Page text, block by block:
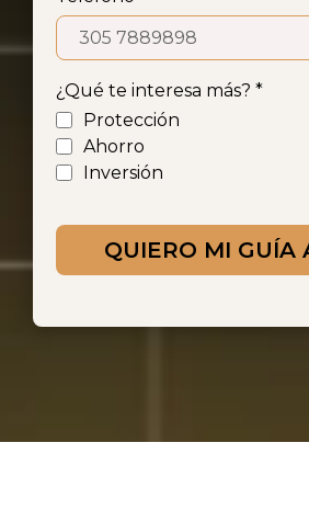
¿Qué te interesa más? *
Protección
Ahorro
Inversión
QUIERO MI GUÍA